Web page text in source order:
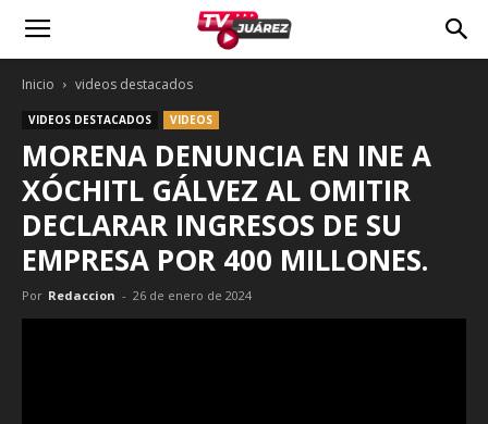
Inicio videos destacados
VIDEOS DESTACADOS VIDEOS
MORENA DENUNCIA EN INE A
XÓCHITL GÁLVEZ AL OMITIR
DECLARAR INGRESOS DE SU
EMPRESA POR 400 MILLONES.
Por Redaccion - 26 de enero de 2024